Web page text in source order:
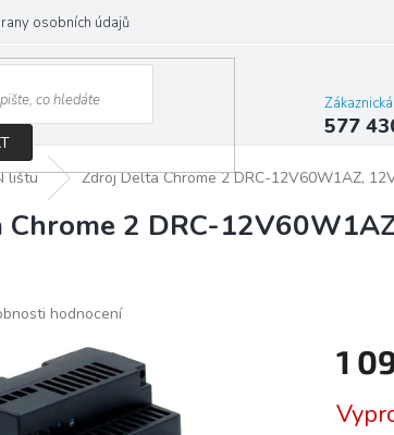
osobních údajů
577
lištu Zdroj Delta Chrome 2 DRC-12V60W1AZ,
2 DRC-
hodnocení
1
cena: